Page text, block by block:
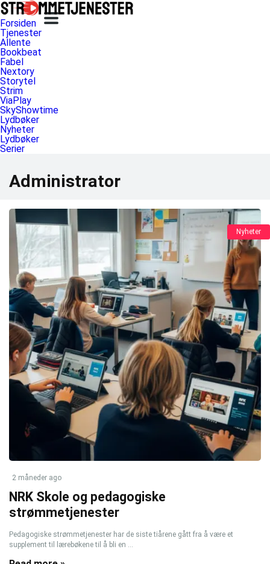
Forsiden
Tjenester
Allente
Bookbeat
Fabel
Nextory
Storytel
Strim
ViaPlay
SkyShowtime
Lydbøker
Nyheter
Lydbøker
Serier
Administrator
Nyheter
2 måneder ago
NRK Skole og pedagogiske
strømmetjenester
Pedagogiske strømmetjenester har de siste tiårene gått fra å være et
supplement til lærebøkene til å bli en ...